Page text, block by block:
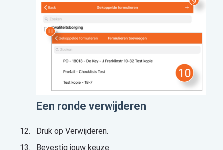
Een ronde verwijderen
Druk op Verwijderen.
Bevestig jouw keuze.